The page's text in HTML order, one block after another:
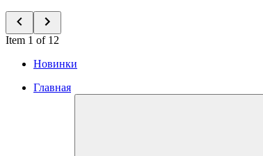
Item 1 of 12
Новинки
Главная